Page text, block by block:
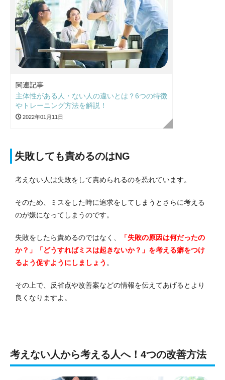
関連記事
主体性がある人・ない人の違いとは？6つの特徴
やトレーニング方法を解説！
2022年01月11日
失敗しても責めるのはNG
考えない人は失敗をして責められるのを恐れています。
そのため、ミスをした時に追求をしてしまうとさらに考える
のが嫌になってしまうのです。
失敗をしたら責めるのではなく、
「失敗の原因は何だったの
か？」「どうすればミスは起きないか？」を考える癖をつけ
るよう促すようにしましょう 。
その上で、反省点や改善案などの情報を伝えてあげるとより
良くなりますよ。
考えない人から考える人へ！4つの改善方法